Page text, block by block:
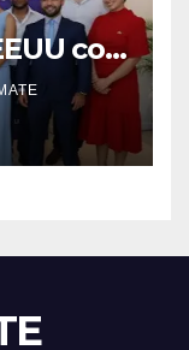
con
y la
por